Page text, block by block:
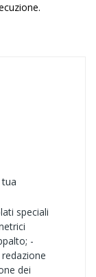
speciali
-
dei